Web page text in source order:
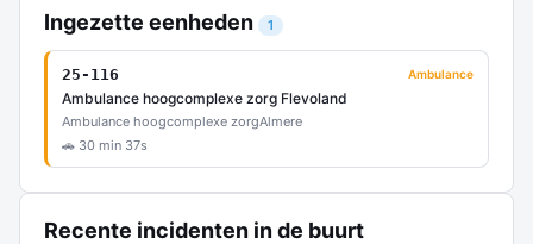
Ingezette eenheden 1
25-116 Ambulance
Ambulance hoogcomplexe zorg Flevoland
Ambulance hoogcomplexe zorgAlmere
🚗 30 min 37s
Recente incidenten in de buurt